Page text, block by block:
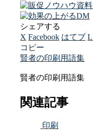
シェアする
X Facebook はてブ
コピー
賢者の印刷用語集
賢者の印刷用語集
関連記事
印刷